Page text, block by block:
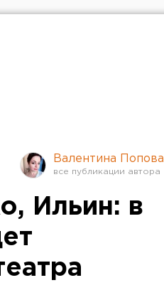
Валентина Попова
Ильин: в